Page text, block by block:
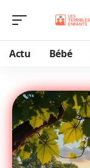
Actu Bébé